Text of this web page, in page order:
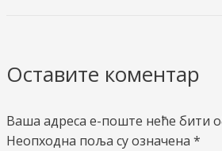
Оставите коментар
Ваша адреса е-поште неће бити
Неопходна поља су означена *